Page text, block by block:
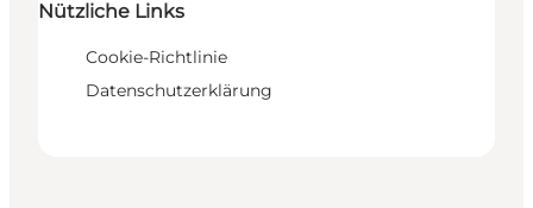
Nützliche Links
Cookie-Richtlinie
Datenschutzerklärung